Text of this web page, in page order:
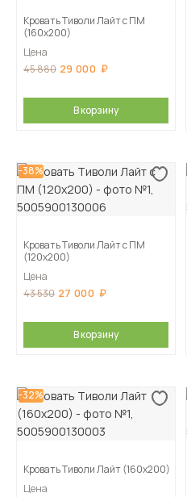
Кровать Тиволи Лайт с ПМ
(160х200)
Цена
45 880 29 000
В корзину
-38%
Кровать Тиволи Лайт с ПМ
(120х200)
Цена
43 530 27 000
В корзину
-32%
Кровать Тиволи Лайт (160х200)
Цена